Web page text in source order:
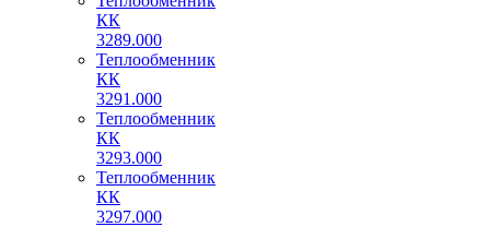
КК
3289.000
Теплообменник
КК
3291.000
Теплообменник
КК
3293.000
Теплообменник
КК
3297.000